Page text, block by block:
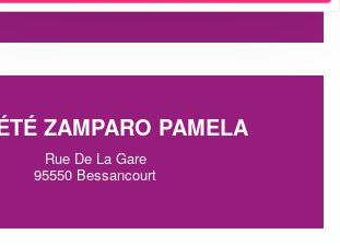
ZAMPARO PAMELA
Rue De La Gare
95550 Bessancourt